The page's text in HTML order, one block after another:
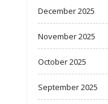
December 2025
November 2025
October 2025
September 2025